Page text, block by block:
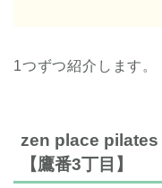
1つずつ紹介します。
zen place pilates
【鷹番3丁目】